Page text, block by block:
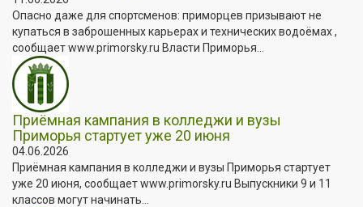
Опасно даже для спортсменов: приморцев призывают не
купаться в заброшенных карьерах и технических водоёмах ,
сообщает www.primorsky.ru Власти Приморья...
Приёмная кампания в колледжи и вузы
Приморья стартует уже 20 июня
04.06.2026
Приёмная кампания в колледжи и вузы Приморья стартует
уже 20 июня, сообщает www.primorsky.ru Выпускники 9 и 11
классов могут начинать...